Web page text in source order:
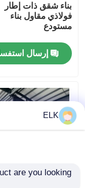
مراقبة الجودة
اتصل بنا
أخبار
القضايا
بناء شقق ذات إطار
فولاذي مقاول بناء
مستودع
إرسال
ELK
are you looking